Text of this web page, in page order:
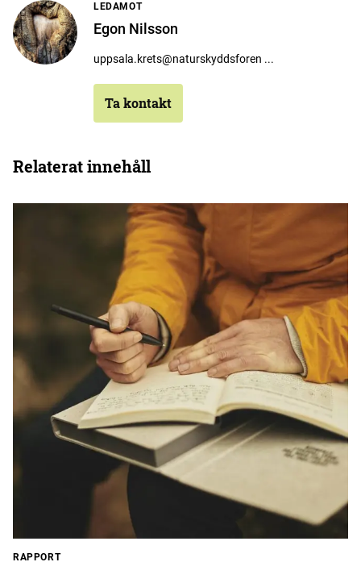
LEDAMOT
Egon Nilsson
uppsala.krets@naturskyddsforen ...
Ta kontakt
Relaterat innehåll
RAPPORT